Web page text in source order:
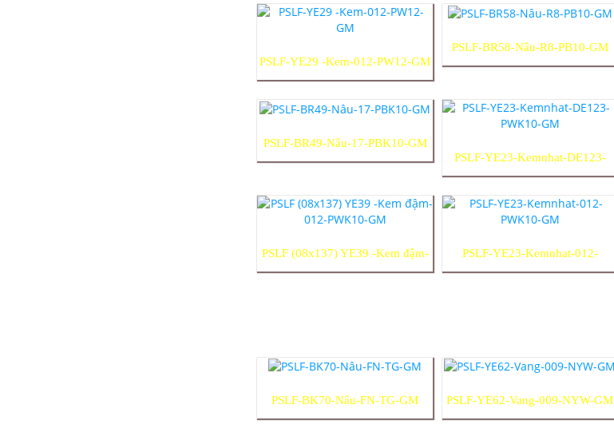
PSLF-YE29 -Kem-012-PW12-GM
PSLF-BR58-Nâu-R8-PB10-GM
PSLF-BR49-Nâu-17-PBK10-GM
PSLF-YE23-Kemnhat-DE123-
PWK10-GM
PSLF (08x137) YE39 -Kem đậm-
012-PWK10-GM
PSLF-YE23-Kemnhat-012-
PWK10-GM
PSLF-BK70-Nâu-FN-TG-GM
PSLF-YE62-Vang-009-NYW-GM